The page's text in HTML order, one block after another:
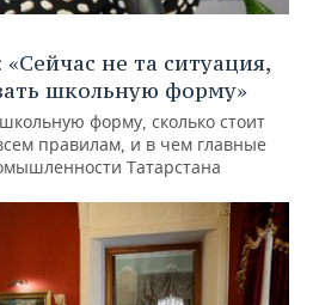
не та ситуация,
школьную форму»
форму, сколько стоит
правилам, и в чем главные
Татарстана